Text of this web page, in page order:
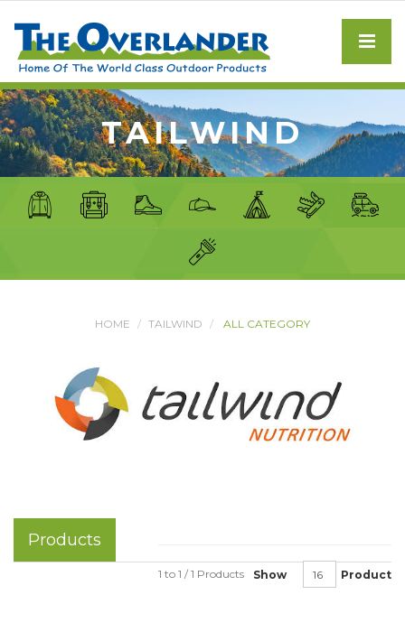
TAILWIND
HOME TAILWIND ALL CATEGORY
Products
Show Product
1 to 1 / 1 Products